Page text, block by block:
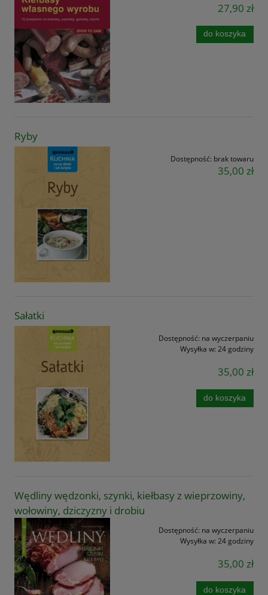
27,90 zł
do koszyka
Ryby
Dostępność: brak towaru
35,00 zł
Sałatki
Dostępność: na wyczerpaniu
Wysyłka w: 24 godziny
35,00 zł
do koszyka
Wędliny wędzonki, szynki, kiełbasy z wieprzowiny,
wołowiny, dziczyzny i drobiu
Dostępność: na wyczerpaniu
Wysyłka w: 24 godziny
35,00 zł
do koszyka